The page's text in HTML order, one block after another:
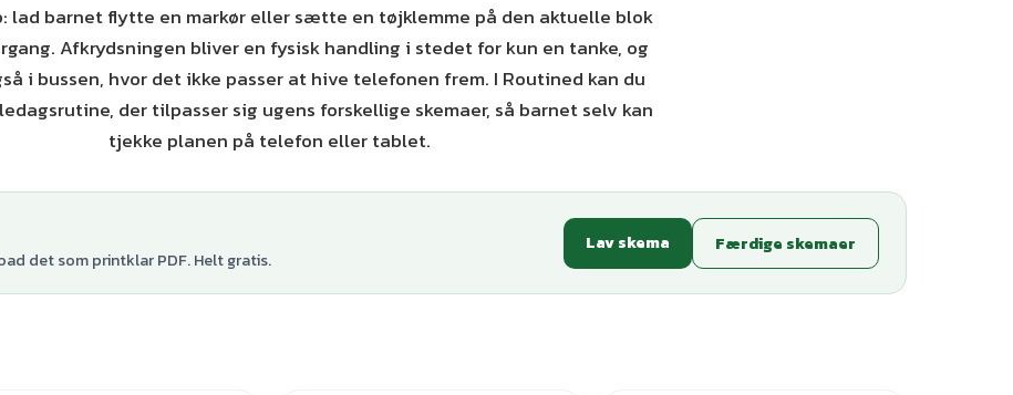
lad barnet flytte en markør eller sætte en tøjklemme på den aktuelle blok
Afkrydsningen bliver en fysisk handling i stedet for kun en tanke, og
i bussen, hvor det ikke passer at hive telefonen frem. I Routined kan du
der tilpasser sig ugens forskellige skemaer, så barnet selv kan
tjekke planen på telefon eller tablet.
det som printklar PDF. Helt gratis.
Lav skema Færdige skemaer